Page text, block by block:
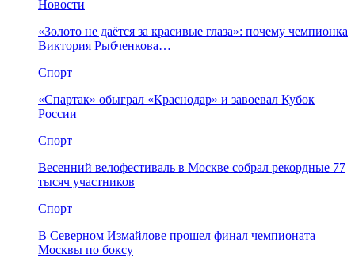
Новости
«Золото не даётся за красивые глаза»: почему чемпионка
Виктория Рыбченкова…
Спорт
«Спартак» обыграл «Краснодар» и завоевал Кубок
России
Спорт
Весенний велофестиваль в Москве собрал рекордные 77
тысяч участников
Спорт
В Северном Измайлове прошел финал чемпионата
Москвы по боксу